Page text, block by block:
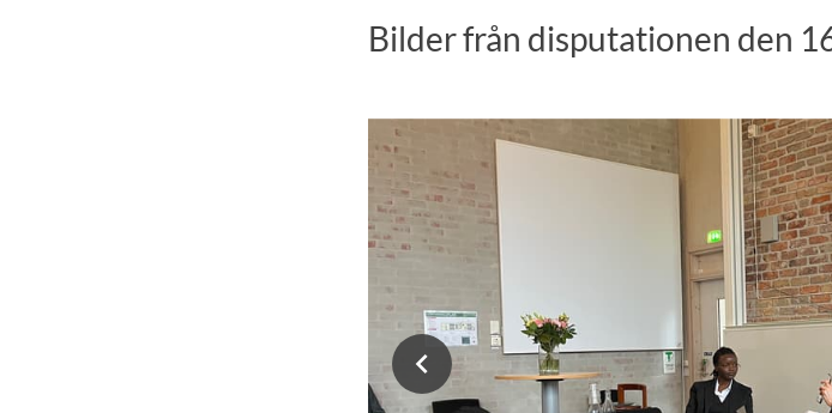
Bilder från disputationen den